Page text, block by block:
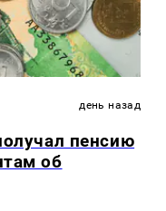
день назад
пенсию
об